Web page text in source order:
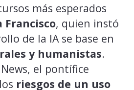
más esperados
Francisco, quien instó
de la IA se base en
y humanistas.
el pontífice
riesgos de un uso